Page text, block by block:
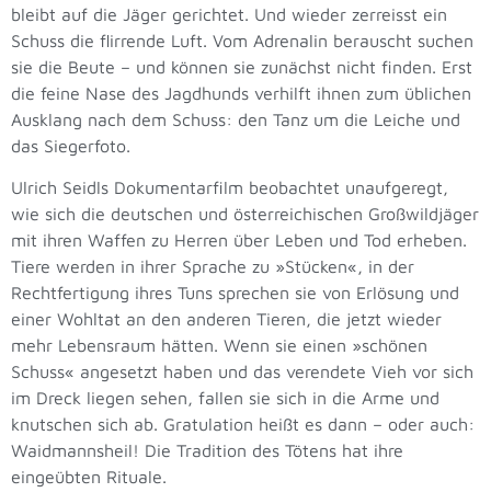
bleibt auf die Jäger gerichtet. Und wieder zerreisst ein
Schuss die flirrende Luft. Vom Adrenalin berauscht suchen
sie die Beute – und können sie zunächst nicht finden. Erst
die feine Nase des Jagdhunds verhilft ihnen zum üblichen
Ausklang nach dem Schuss: den Tanz um die Leiche und
das Siegerfoto.
Ulrich Seidls Dokumentarfilm beobachtet unaufgeregt,
wie sich die deutschen und österreichischen Großwildjäger
mit ihren Waffen zu Herren über Leben und Tod erheben.
Tiere werden in ihrer Sprache zu »Stücken«, in der
Rechtfertigung ihres Tuns sprechen sie von Erlösung und
einer Wohltat an den anderen Tieren, die jetzt wieder
mehr Lebensraum hätten. Wenn sie einen »schönen
Schuss« angesetzt haben und das verendete Vieh vor sich
im Dreck liegen sehen, fallen sie sich in die Arme und
knutschen sich ab. Gratulation heißt es dann – oder auch:
Waidmannsheil! Die Tradition des Tötens hat ihre
eingeübten Rituale.